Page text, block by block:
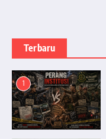
Terbaru
1